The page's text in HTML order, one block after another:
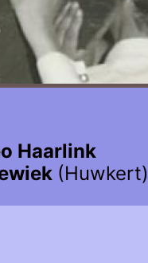
Haarlink
(Huwkert)